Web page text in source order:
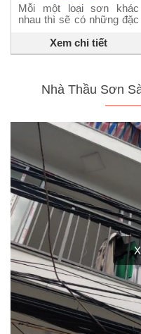
Mỗi một loại sơn khác
nhau thì sẽ có những đặc
với vật chủ được sơn và
làm hài lòng khách hàng.
chia làm hai loại chính là
thất. Rất nhiều khách
hàng […]
Xem chi tiết
Nhà Thầu Sơn